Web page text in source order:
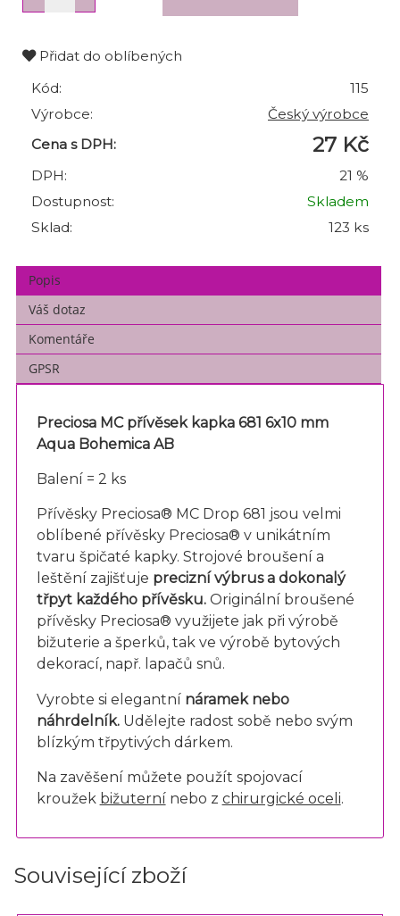
Přidat do oblíbených
Kód:
115
Výrobce:
Český výrobce
Cena s DPH:
27 Kč
DPH:
21 %
Dostupnost:
Skladem
Sklad:
123 ks
Popis
Váš dotaz
Komentáře
GPSR
Preciosa MC přívěsek kapka 681 6x10 mm
Aqua Bohemica AB
Balení = 2 ks
Přívěsky Preciosa® MC Drop 681 jsou velmi
oblíbené přívěsky Preciosa® v unikátním
tvaru špičaté kapky. Strojové broušení a
leštění zajišťuje precizní výbrus a dokonalý
třpyt každého přívěsku.Originální broušené
přívěsky Preciosa® využijete jak při výrobě
bižuterie a šperků, tak ve výrobě bytových
dekorací, např. lapačů snů.
Vyrobte si elegantnínáramek nebo
náhrdelník. Udělejte radost sobě nebo svým
blízkým třpytivých dárkem.
Na zavěšení můžete použít spojovací
kroužek bižuternínebo z chirurgické oceli.
Související zboží